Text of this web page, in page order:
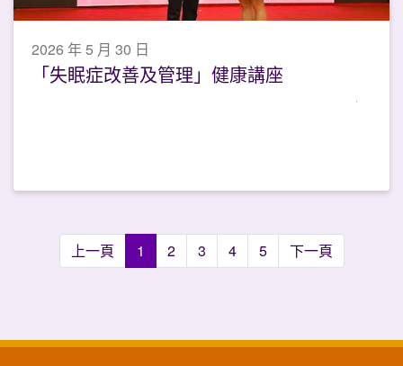
2026 年 5 月 30 日
「失眠症改善及管理」健康講座
上一頁 1 2 3 4 5 下一頁